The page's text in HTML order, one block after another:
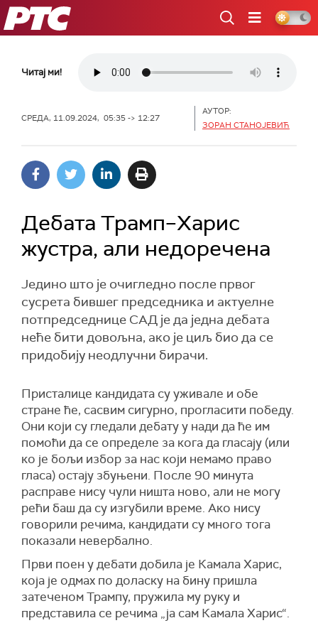
РТС
Читај ми!
СРЕДА, 11.09.2024, 05:35 -> 12:27
АУТОР:
ЗОРАН СТАНОЈЕВИЋ
Дебата Трамп–Харис
жустра, али недоречена
Једино што је очигледно после првог
сусрета бившег председника и актуелне
потпредседнице САД је да једна дебата
неће бити довољна, ако је циљ био да се
придобију неодлучни бирачи.
Присталице кандидата су уживале и обе
стране ће, сасвим сигурно, прогласити победу.
Они који су гледали дебату у нади да ће им
помоћи да се определе за кога да гласају (или
ко је бољи избор за нас који немамо право
гласа) остају збуњени. После 90 минута
расправе нису чули ништа ново, али не могу
рећи баш да су изгубили време. Ако нису
говорили речима, кандидати су много тога
показали невербално.
Први поен у дебати добила је Камала Харис,
која је одмах по доласку на бину пришла
затеченом Трампу, пружила му руку и
представила се речима „ја сам Камала Харис“.